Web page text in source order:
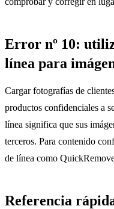
Error nº 10:
línea para
Cargar fotografías de
productos confidenciales a
línea significa que sus
terceros. Para contenido
de línea como
Referencia